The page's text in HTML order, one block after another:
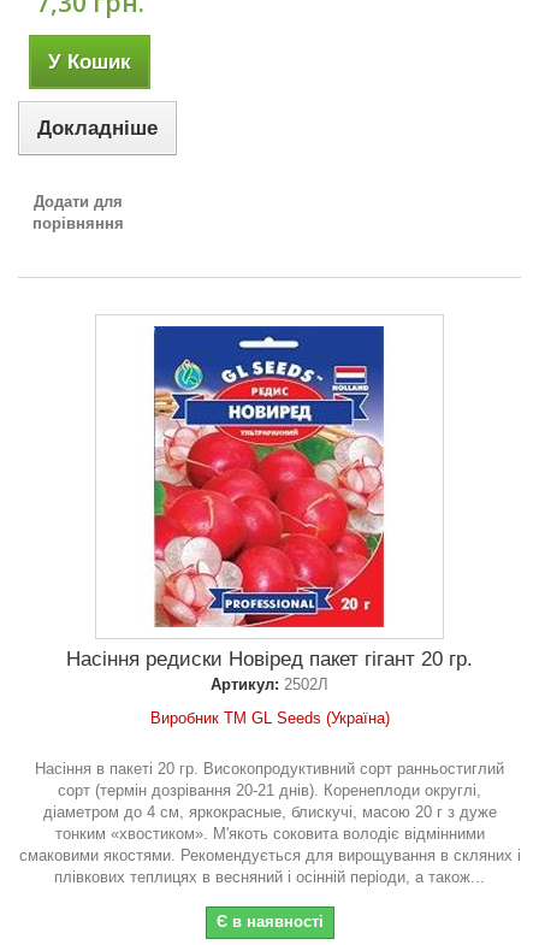
У Кошик
Докладніше
Додати для
порівняння
Насіння редиски Новіред пакет гігант 20 гр.
Артикул: 2502Л
Виробник ТМ GL Seeds (Україна)
Насіння в пакеті 20 гр. Високопродуктивний сорт ранньостиглий
сорт (термін дозрівання 20-21 днів). Коренеплоди округлі,
діаметром до 4 см, яркокрасные, блискучі, масою 20 г з дуже
тонким «хвостиком». М'якоть соковита володіє відмінними
смаковими якостями. Рекомендується для вирощування в скляних і
плівкових теплицях в весняний і осінній періоди, а також...
Є в наявності